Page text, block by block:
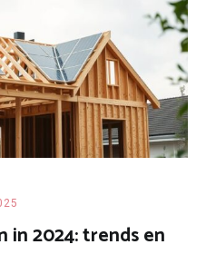
in 2024: trends en